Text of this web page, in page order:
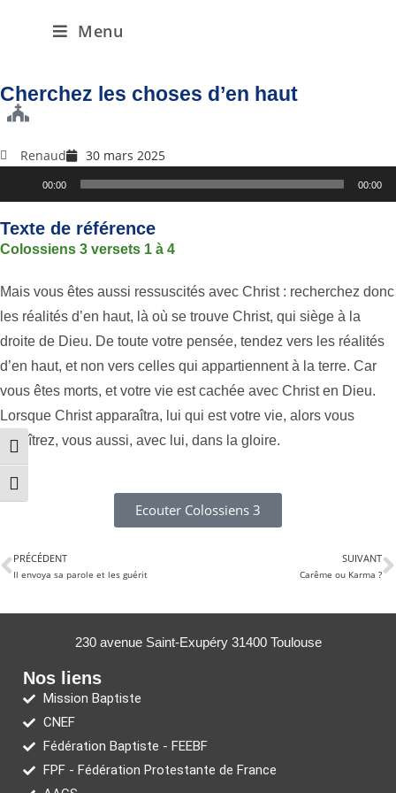
Passer en contraste élevé
Changer la taille de la police
Menu
Cherchez les choses d’en haut
Renaud
30 mars 2025
audio
00:00 00:00
Texte de référence
Colossiens 3 versets 1 à 4
Mais vous êtes aussi ressuscités avec Christ : recherchez donc
les réalités d’en haut, là où se trouve Christ, qui siège à la
droite de Dieu. De toute votre pensée, tendez vers les réalités
d’en haut, et non vers celles qui appartiennent à la terre. Car
vous êtes morts, et votre vie est cachée avec Christ en Dieu.
Lorsque Christ apparaîtra, lui qui est votre vie, alors vous
paraîtrez, vous aussi, avec lui, dans la gloire.
Ecouter Colossiens 3
PRÉCÉDENT
Il envoya sa parole et les guérit
SUIVANT
Carême ou Karma ?
230 avenue Saint-Exupéry 31400 Toulouse
Nos liens
Mission Baptiste
CNEF
Fédération Baptiste - FEEBF
FPF - Fédération Protestante de France